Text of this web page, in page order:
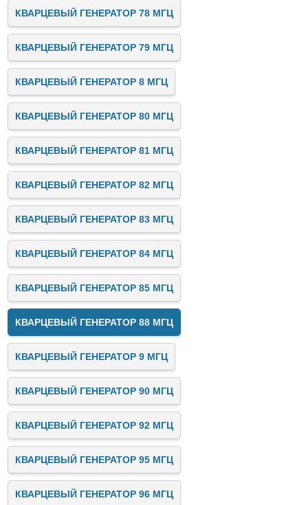
КВАРЦЕВЫЙ ГЕНЕРАТОР 78 МГЦ
КВАРЦЕВЫЙ ГЕНЕРАТОР 79 МГЦ
КВАРЦЕВЫЙ ГЕНЕРАТОР 8 МГЦ
КВАРЦЕВЫЙ ГЕНЕРАТОР 80 МГЦ
КВАРЦЕВЫЙ ГЕНЕРАТОР 81 МГЦ
КВАРЦЕВЫЙ ГЕНЕРАТОР 82 МГЦ
КВАРЦЕВЫЙ ГЕНЕРАТОР 83 МГЦ
КВАРЦЕВЫЙ ГЕНЕРАТОР 84 МГЦ
КВАРЦЕВЫЙ ГЕНЕРАТОР 85 МГЦ
КВАРЦЕВЫЙ ГЕНЕРАТОР 88 МГЦ
КВАРЦЕВЫЙ ГЕНЕРАТОР 9 МГЦ
КВАРЦЕВЫЙ ГЕНЕРАТОР 90 МГЦ
КВАРЦЕВЫЙ ГЕНЕРАТОР 92 МГЦ
КВАРЦЕВЫЙ ГЕНЕРАТОР 95 МГЦ
КВАРЦЕВЫЙ ГЕНЕРАТОР 96 МГЦ